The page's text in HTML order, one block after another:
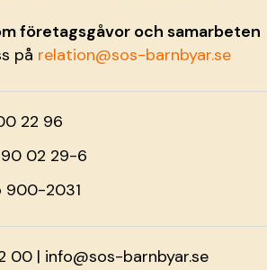
företagsgåvor och samarbeten
på relation@sos-barnbyar.se
22 96
02 29-6
900-2031
00 | info@sos-barnbyar.se